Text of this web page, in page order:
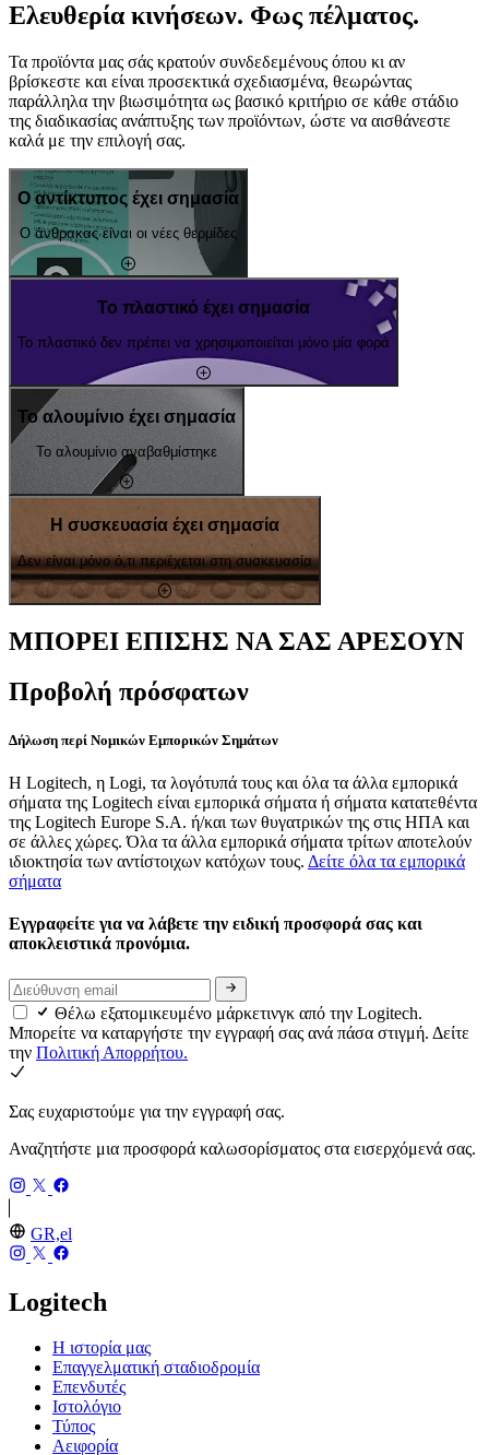
Ελευθερία κινήσεων. Φως πέλματος.
Τα προϊόντα μας σάς κρατούν συνδεδεμένους όπου κι αν
βρίσκεστε και είναι προσεκτικά σχεδιασμένα, θεωρώντας
παράλληλα την βιωσιμότητα ως βασικό κριτήριο σε κάθε στάδιο
της διαδικασίας ανάπτυξης των προϊόντων, ώστε να αισθάνεστε
καλά με την επιλογή σας.
Ο αντίκτυπος έχει σημασία
Ο άνθρακας είναι οι νέες θερμίδες
Το πλαστικό έχει σημασία
Το πλαστικό δεν πρέπει να χρησιμοποιείται μόνο μία φορά
Το αλουμίνιο έχει σημασία
Το αλουμίνιο αναβαθμίστηκε
Η συσκευασία έχει σημασία
Δεν είναι μόνο ό,τι περιέχεται στη συσκευασία
ΜΠΟΡΕΙ ΕΠΙΣΗΣ ΝΑ ΣΑΣ ΑΡΕΣΟΥΝ
Προβολή πρόσφατων
Δήλωση περί Νομικών Εμπορικών Σημάτων
Η Logitech, η Logi, τα λογότυπά τους και όλα τα άλλα εμπορικά
σήματα της Logitech είναι εμπορικά σήματα ή σήματα κατατεθέντα
της Logitech Europe S.A. ή/και των θυγατρικών της στις ΗΠΑ και
σε άλλες χώρες. Όλα τα άλλα εμπορικά σήματα τρίτων αποτελούν
ιδιοκτησία των αντίστοιχων κατόχων τους. Δείτε όλα τα εμπορικά
σήματα
Εγγραφείτε για να λάβετε την ειδική προσφορά σας και
αποκλειστικά προνόμια.
Θέλω εξατομικευμένο μάρκετινγκ από την Logitech.
Μπορείτε να καταργήστε την εγγραφή σας ανά πάσα στιγμή. Δείτε
την Πολιτική Απορρήτου.
Σας ευχαριστούμε για την εγγραφή σας.
Αναζητήστε μια προσφορά καλωσορίσματος στα εισερχόμενά σας.
GR,el
Logitech
Η ιστορία μας
Επαγγελματική σταδιοδρομία
Επενδυτές
Ιστολόγιο
Τύπος
Αειφορία